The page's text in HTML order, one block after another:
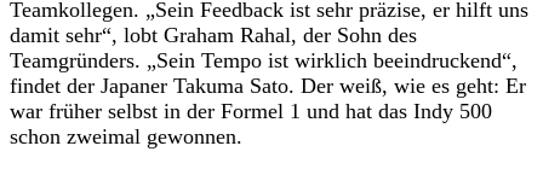
Teamkollegen. „Sein Feedback ist sehr präzise, er hilft uns
damit sehr“, lobt Graham Rahal, der Sohn des
Teamgründers. „Sein Tempo ist wirklich beeindruckend“,
findet der Japaner Takuma Sato. Der weiß, wie es geht: Er
war früher selbst in der Formel 1 und hat das Indy 500
schon zweimal gewonnen.